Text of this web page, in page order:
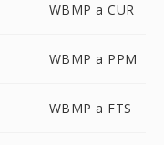
WBMP a CUR
WBMP a PPM
WBMP a FTS